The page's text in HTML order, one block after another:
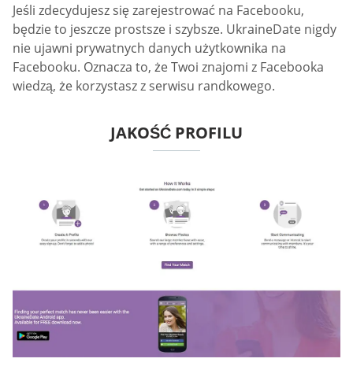
Jeśli zdecydujesz się zarejestrować na Facebooku,
będzie to jeszcze prostsze i szybsze. UkraineDate nigdy
nie ujawni prywatnych danych użytkownika na
Facebooku. Oznacza to, że Twoi znajomi z Facebooka
wiedzą, że korzystasz z serwisu randkowego.
JAKOŚĆ PROFILU